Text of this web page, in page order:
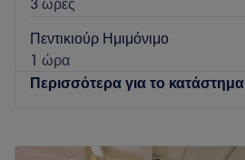
3 ώρες
Πεντικιούρ Ημιμόνιμο
1 ώρα
Περισσότερα για το κατάστημα
Τρίτη